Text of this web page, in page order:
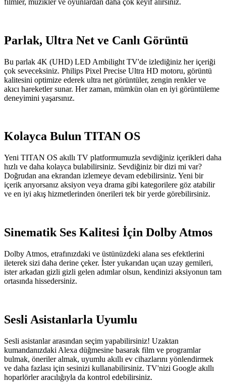
Parlak, Ultra Net ve Canlı Görüntü
Bu parlak 4K (UHD) LED Ambilight TV'de izlediğiniz her içeriği
çok seveceksiniz. Philips Pixel Precise Ultra HD motoru, görüntü
kalitesini optimize ederek ultra net görüntüler, zengin renkler ve
akıcı hareketler sunar. Her zaman, mümkün olan en iyi görüntüleme
deneyimini yaşarsınız.
Kolayca Bulun TITAN OS
Yeni TITAN OS akıllı TV platformumuzla sevdiğiniz içerikleri daha
hızlı ve daha kolayca bulabilirsiniz. Sevdiğiniz bir dizi mi var?
Doğrudan ana ekrandan izlemeye devam edebilirsiniz. Yeni bir
içerik arıyorsanız aksiyon veya drama gibi kategorilere göz atabilir
ve en iyi akış hizmetlerinden önerileri tek bir yerde görebilirsiniz.
Sinematik Ses Kalitesi İçin Dolby Atmos
Dolby Atmos, etrafınızdaki ve üstünüzdeki alana ses efektlerini
ileterek sizi daha derine çeker. İster yukarıdan uçan uzay gemileri,
ister arkadan gizli gizli gelen adımlar olsun, kendinizi aksiyonun tam
ortasında hissedersiniz.
Sesli Asistanlarla Uyumlu
Sesli asistanlar arasından seçim yapabilirsiniz! Uzaktan
kumandanızdaki Alexa düğmesine basarak film ve programlar
bulmak, öneriler almak, uyumlu akıllı ev cihazlarını yönlendirmek
ve daha fazlası için sesinizi kullanabilirsiniz. TV'nizi Google akıllı
hoparlörler aracılığıyla da kontrol edebilirsiniz.